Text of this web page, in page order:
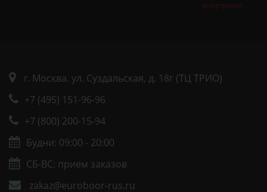
ассортимент
г. Москва. ул. Суздальская, д. 18г (ТЦ ТРИО)
+7 (495) 151-96-96
+7 (800) 200-15-94
Будни: 09:00 - 20:00
СБ-ВС: прием заказов
zakaz@euroboor-rus.ru